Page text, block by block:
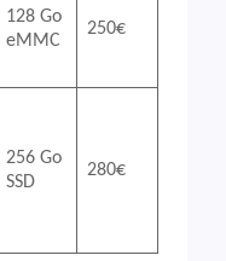
128 Go
eMMC
250€
256 Go
SSD
280€